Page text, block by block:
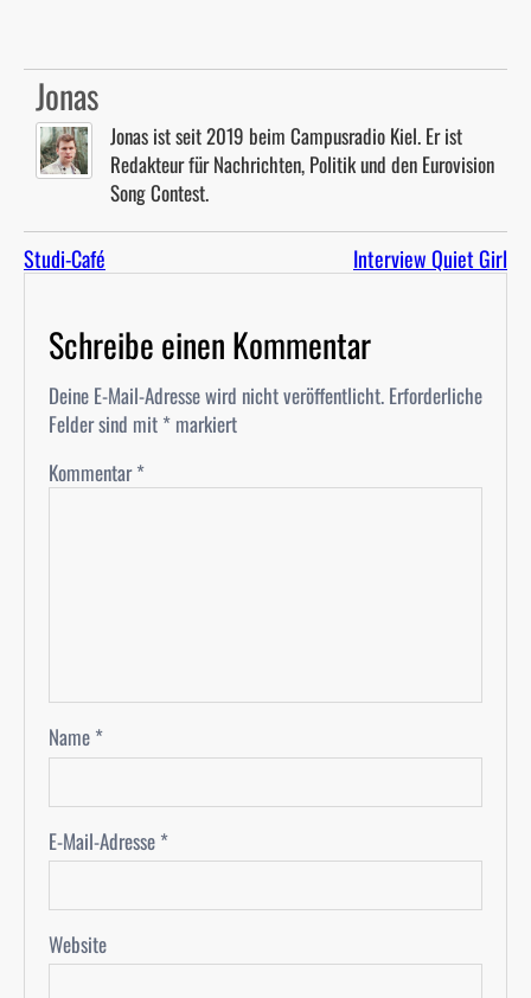
Jonas
Jonas ist seit 2019 beim Campusradio Kiel. Er ist
Redakteur für Nachrichten, Politik und den Eurovision
Song Contest.
Studi-Café Interview Quiet Girl
Schreibe einen Kommentar
Deine E-Mail-Adresse wird nicht veröffentlicht. Erforderliche
Felder sind mit * markiert
Kommentar*
Name *
E-Mail-Adresse *
Website